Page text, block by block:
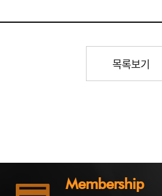
목록보기
Membership